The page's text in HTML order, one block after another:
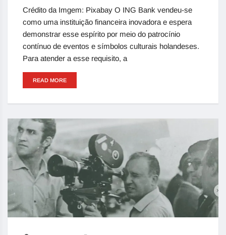
Crédito da Imgem: Pixabay O ING Bank vendeu-se
como uma instituição financeira inovadora e espera
demonstrar esse espírito por meio do patrocínio
contínuo de eventos e símbolos culturais holandeses.
Para atender a esse requisito, a
READ MORE